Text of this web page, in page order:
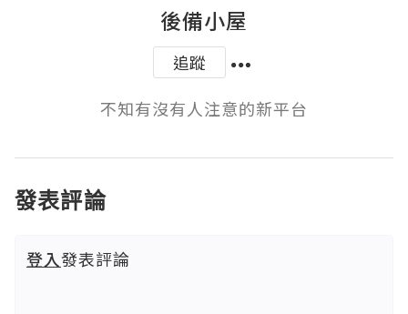
後備小屋
追蹤
不知有沒有人注意的新平台
發表評論
登入發表評論